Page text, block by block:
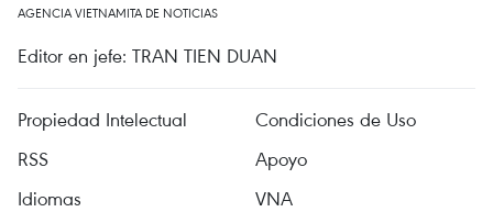
AGENCIA VIETNAMITA DE NOTICIAS
Editor en jefe: TRAN TIEN DUAN
Propiedad Intelectual
Condiciones de Uso
RSS
Apoyo
Idiomas
VNA